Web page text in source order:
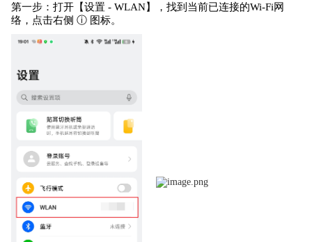
第一步：打开【设置 - WLAN】，找到当前已连接的Wi-Fi网
络，点击右侧 ⓘ 图标。